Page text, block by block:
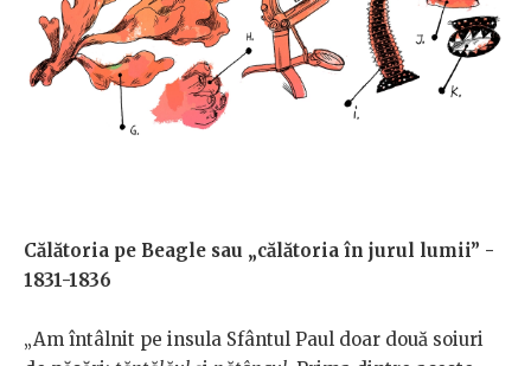
Călătoria pe Beagle sau „călătoria în jurul lumii” -
1831-1836
„Am întâlnit pe insula Sfântul Paul doar două soiuri